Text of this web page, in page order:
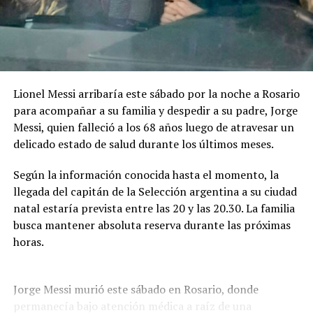
bases contemplan expresamente el uso de inteligencia
artificial generativa. Sin embargo, las herramientas
podrán utilizarse solamente como apoyo auxiliar en
determinados procesos.
La IA podrá intervenir en la edición, mezcla o
masterización del audio, en tareas técnicas de
producción y en la generación de acompañamientos
instrumentales utilizados como maquetación. En todos
la estructura de la canción deberán ser de creación
íntegramente humana.
No estará permitido utilizar inteligencia artificial para
generar total o sustancialmente la letra o la
originalidad o que reproduzcan obras existentes.
Lionel Messi arribaría este sábado por la noche a Rosario
para acompañar a su familia y despedir a su padre, Jorge
Messi, quien falleció a los 68 años luego de atravesar un
delicado estado de salud durante los últimos meses.
Según la información conocida hasta el momento, la
llegada del capitán de la Selección argentina a su ciudad
natal estaría prevista entre las 20 y las 20.30. La familia
busca mantener absoluta reserva durante las próximas
horas.
Jorge Messi murió este sábado en Rosario, donde
permanecía bajo atención médica a raíz de una